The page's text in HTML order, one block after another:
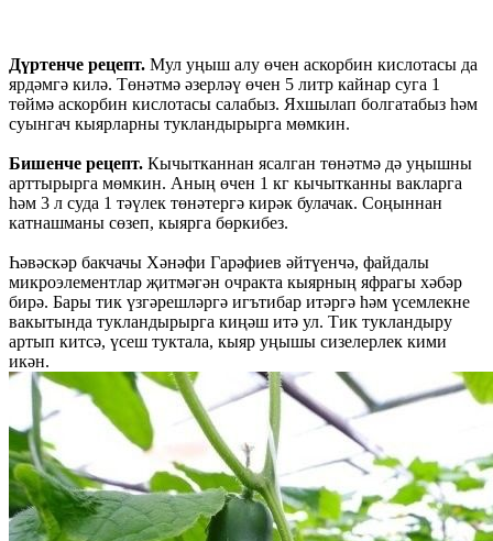
Дүртенче рецепт. Мул уңыш алу өчен аскорбин кислотасы да
ярдәмгә килә. Төнәтмә әзерләү өчен 5 литр кайнар суга 1
төймә аскорбин кислотасы салабыз. Яхшылап болгатабыз һәм
суынгач кыярларны тукландырырга мөмкин.
Бишенче рецепт. Кычытканнан ясалган төнәтмә дә уңышны
арттырырга мөмкин. Аның өчен 1 кг кычытканны вакларга
һәм 3 л суда 1 тәүлек төнәтергә кирәк булачак. Соңыннан
катнашманы сөзеп, кыярга бөркибез.
Һәвәскәр бакчачы Хәнәфи Гарәфиев әйтүенчә, файдалы
микроэлементлар җитмәгән очракта кыярның яфрагы хәбәр
бирә. Бары тик үзгәрешләргә игътибар итәргә һәм үсемлекне
вакытында тукландырырга киңәш итә ул. Тик тукландыру
артып китсә, үсеш туктала, кыяр уңышы сизелерлек кими
икән.